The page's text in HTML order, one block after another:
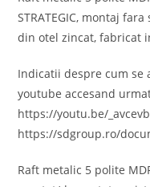
STRATEGIC, montaj
din otel zincat, fabricat
Indicatii despre cum se
youtube accesand
https://youtu.be/
https://sdgroup.ro/
Raft metalic 5 polite